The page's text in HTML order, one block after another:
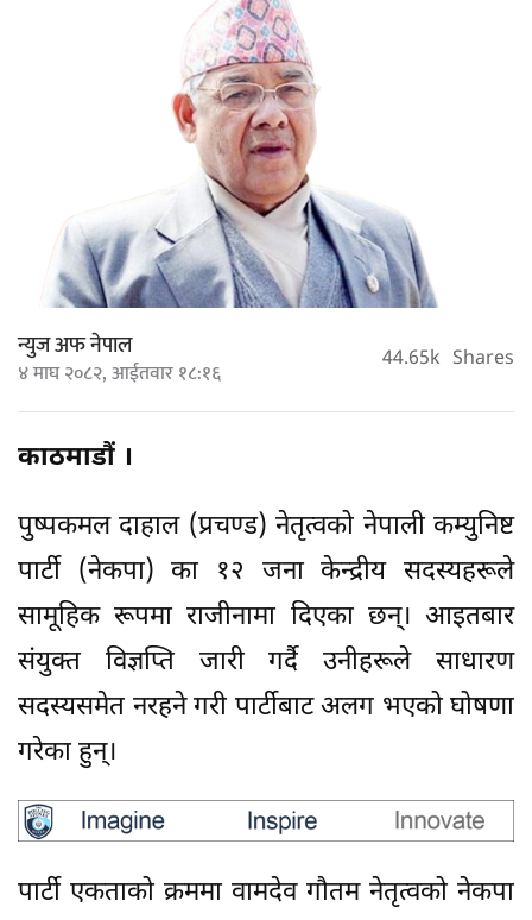
न्युज अफ नेपाल
४ माघ २०८२, आईतवार १८:१६ 44.65k Shares
काठमाडौं ।
पुष्पकमल दाहाल (प्रचण्ड) नेतृत्वको नेपाली कम्युनिष्ट
पार्टी (नेकपा) का १२ जना केन्द्रीय सदस्यहरूले
सामूहिक रूपमा राजीनामा दिएका छन्। आइतबार
संयुक्त विज्ञप्ति जारी गर्दै उनीहरूले साधारण
सदस्यसमेत नरहने गरी पार्टीबाट अलग भएको घोषणा
गरेका हुन्।
पार्टी एकताको क्रममा वामदेव गौतम नेतृत्वको नेकपा